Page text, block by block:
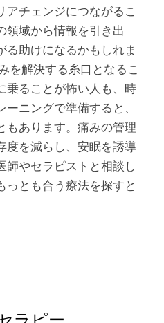
アチェンジにつながるこ
領域から情報を引き出
る助けになるかもしれま
を解決する糸口となるこ
乗ることが怖い人も、時
ニングで準備すると、
もあります。痛みの管理
度を減らし、安眠を誘導
師やセラピストと相談し
っとも合う療法を探すと